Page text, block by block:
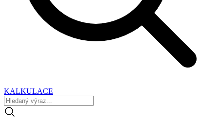
KALKULACE